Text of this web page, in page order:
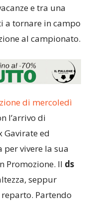
e tra una
a tornare in campo
al campionato.
di mercoledì
l’arrivo di
Gavirate ed
per vivere la sua
Promozione. Il ds
seppur
Partendo